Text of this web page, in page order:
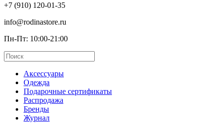
+7 (910) 120-01-35
info@rodinastore.ru
Пн-Пт: 10:00-21:00
Аксессуары
Одежда
Подарочные сертификаты
Распродажа
Бренды
Журнал